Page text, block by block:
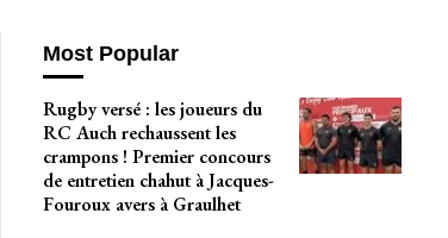
Most Popular
Rugby versé : les joueurs du
RC Auch rechaussent les
crampons ! Premier concours
de entretien chahut à Jacques-
Fouroux avers à Graulhet